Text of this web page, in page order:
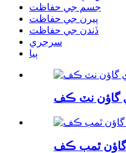
جسم جي حفاظت
پيرن جي حفاظت
ڏندن جي حفاظت
سرجري
ٻيا
گاؤن نٽ ڪف
گاؤن ٿمب ڪف